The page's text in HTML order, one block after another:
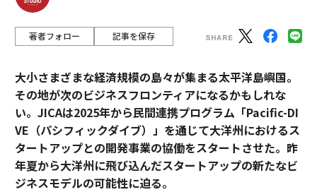
著者フォロー 記事を保存
大小さまざまな経済規模の島々が集まる太平洋島嶼国。
その地が次のビジネスフロンティアになるかもしれな
い。JICAは2025年から民間連携プログラム「Pacific-DI
VE（パシフィックダイブ）」を通じて大洋州におけるス
タートアップとの開発事業の協働をスタートさせた。昨
年夏から大洋州に飛び込んだスタートアップの新たなビ
ジネスモデルの可能性に迫る。